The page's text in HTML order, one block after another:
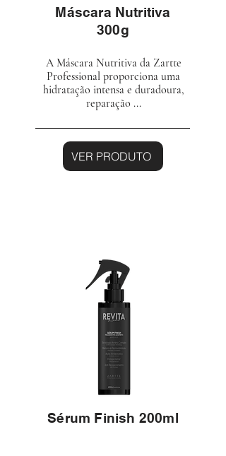
Máscara Nutritiva
300g
A Máscara Nutritiva da Zartte
Professional proporciona uma
hidratação intensa e duradoura,
reparação ...
VER PRODUTO
Sérum Finish 200ml